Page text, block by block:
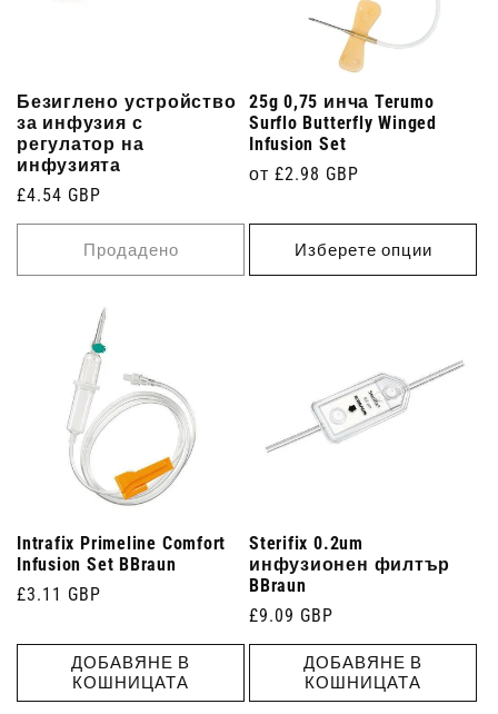
Безиглено устройство
за инфузия с
регулатор на
инфузията
Редовна
цена
£4.54 GBP
Продадено
25g 0,75 инча Terumo
Surflo Butterfly Winged
Infusion Set
Редовна
от £2.98 GBP
Изберете опции
Intrafix Primeline Comfort
Infusion Set BBraun
Редовна
£3.11 GBP
ДОБАВЯНЕ В
КОШНИЦАТА
Sterifix 0.2um
инфузионен филтър
BBraun
Редовна
цена
£9.09 GBP
ДОБАВЯНЕ В
КОШНИЦАТА